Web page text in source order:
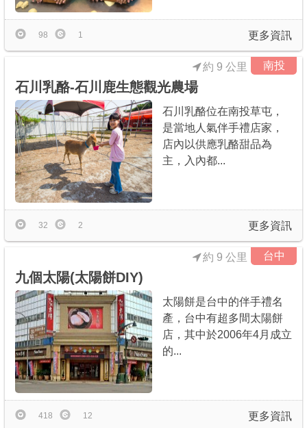
更多資訊
98 1
南投
約 9 公里
石川乳酪-石川鹿生態觀光農場
石川乳酪位在南投草屯，
是當地人氣伴手禮店家，
店內以供應乳酪甜品為
主，入內都...
更多資訊
32 2
台中
約 9 公里
九個太陽(太陽餅DIY)
太陽餅是台中的伴手禮名
產，台中有超多間太陽餅
店，其中於2006年4月成立
的...
更多資訊
418 12